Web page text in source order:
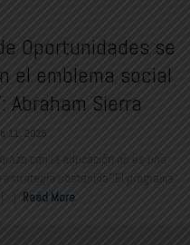
Oportunidades se
el emblema social
Abraham Sierra
11, 2025
con la educación no es una
sostenida” El programa
Read More